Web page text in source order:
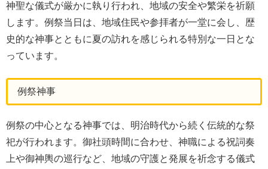
神聖な儀式が厳かに執り行われ、地域の安全や繁栄を祈願
します。例祭当日は、地域住民や参拝者が一堂に会し、歴
史的な神事とともに夏の訪れを感じられる特別な一日とな
っています。
例祭神事
例祭の中心となる神事では、明治時代から続く伝統的な祭
祀が行われます。御社頭時間に合わせ、神職による祝詞奏
上や御神輿の巡行など、地域の守護と発展を祈念する儀式